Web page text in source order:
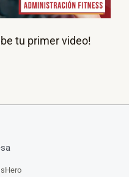
tu primer video!